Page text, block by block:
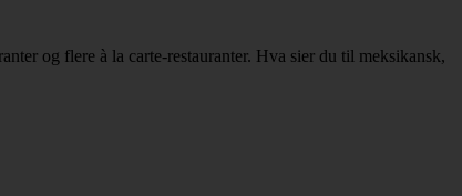
og flere à la carte-restauranter. Hva sier du til meksikansk,